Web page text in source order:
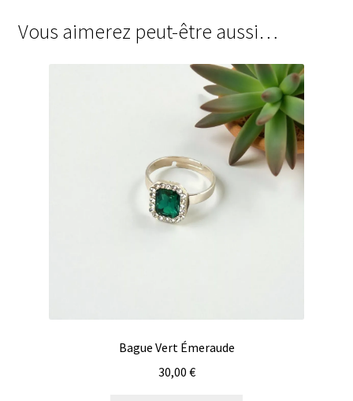
Vous aimerez peut-être aussi…
Bague Vert Émeraude
30,00 €